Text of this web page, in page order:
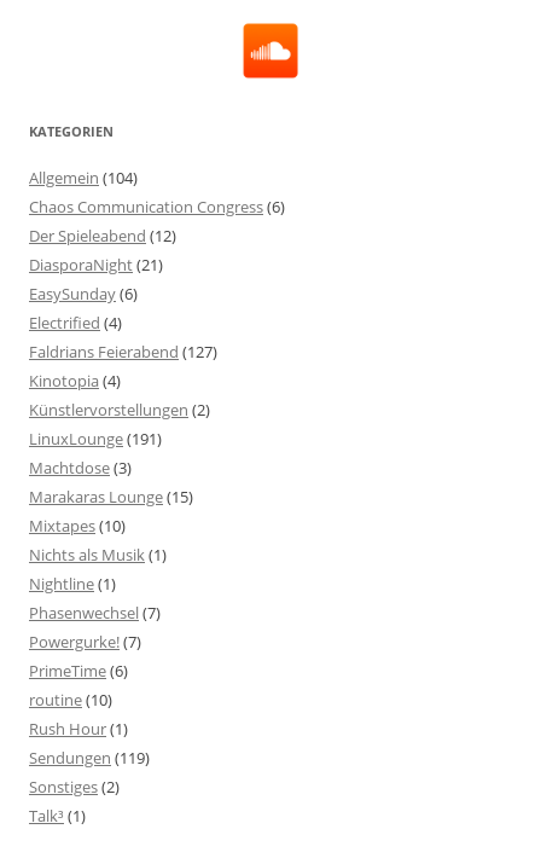
KATEGORIEN
Allgemein (104)
Chaos Communication Congress(6)
Der Spieleabend (12)
DiasporaNight(21)
EasySunday(6)
Electrified (4)
Faldrians Feierabend (127)
Kinotopia(4)
Künstlervorstellungen (2)
LinuxLounge(191)
Machtdose(3)
Marakaras Lounge(15)
Mixtapes(10)
Nichts als Musik(1)
Nightline(1)
Phasenwechsel(7)
Powergurke!(7)
PrimeTime(6)
routine(10)
Rush Hour(1)
Sendungen (119)
Sonstiges(2)
Talk³ (1)